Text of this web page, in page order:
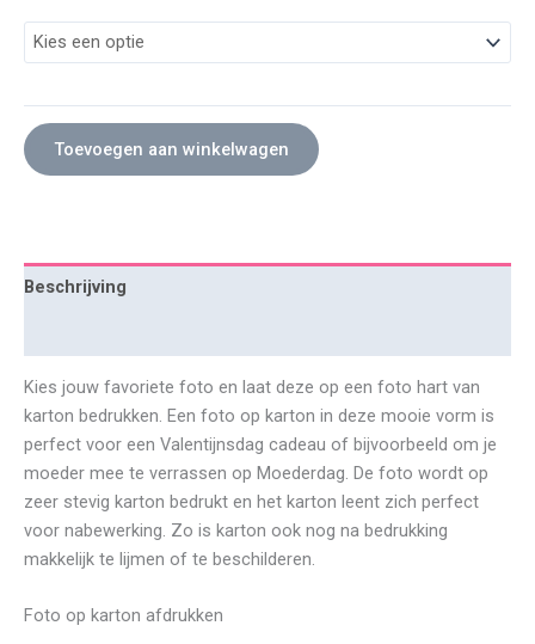
Toevoegen aan winkelwagen
Beschrijving
Kies jouw favoriete foto en laat deze op een foto hart van
karton bedrukken. Een foto op karton in deze mooie vorm is
perfect voor een Valentijnsdag cadeau of bijvoorbeeld om je
moeder mee te verrassen op Moederdag. De foto wordt op
zeer stevig karton bedrukt en het karton leent zich perfect
voor nabewerking. Zo is karton ook nog na bedrukking
makkelijk te lijmen of te beschilderen.
Foto op karton afdrukken